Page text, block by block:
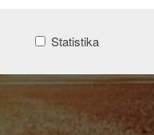
Statistika